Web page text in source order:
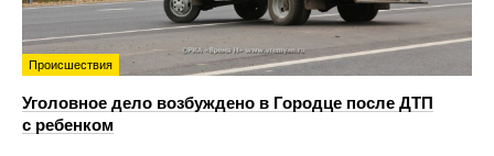
Происшествия
Уголовное дело возбуждено в Городце после ДТП
с ребенком